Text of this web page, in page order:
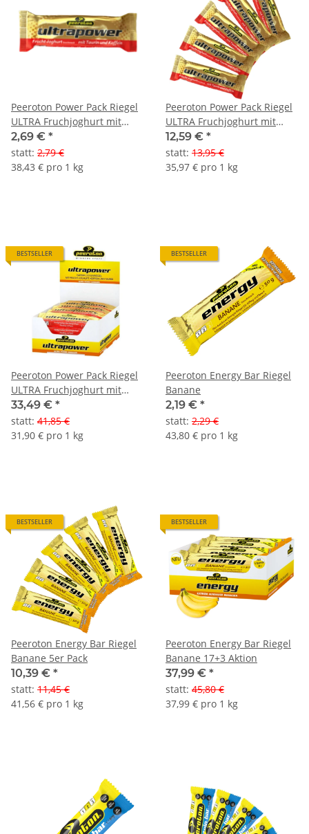
Peeroton Power Pack Riegel
ULTRA Fruchjoghurt mit
Koffein&Taurin
2,69 € *
statt: 2,79 €
38,43 € pro 1 kg
Peeroton Power Pack Riegel
ULTRA Fruchjoghurt mit
Koffein&Taurin 5er Pack
12,59 € *
statt: 13,95 €
35,97 € pro 1 kg
BESTSELLER
Peeroton Power Pack Riegel
ULTRA Fruchjoghurt mit
Koffein&Taurin 12+3 Riegel
Aktion
33,49 € *
statt: 41,85 €
31,90 € pro 1 kg
BESTSELLER
Peeroton Energy Bar Riegel
Banane
2,19 € *
statt: 2,29 €
43,80 € pro 1 kg
BESTSELLER
Peeroton Energy Bar Riegel
Banane 5er Pack
10,39 € *
statt: 11,45 €
41,56 € pro 1 kg
BESTSELLER
Peeroton Energy Bar Riegel
Banane 17+3 Aktion
37,99 € *
statt: 45,80 €
37,99 € pro 1 kg